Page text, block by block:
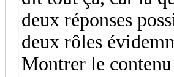
deux réponses
deux rôles
Montrer le contenu